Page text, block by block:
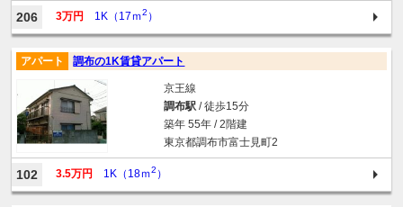
206 3万円 1K（17ｍ2 ）
アパート 調布の1K賃貸アパート
京王線
調布駅/ 徒歩15分
築年 55年 / 2階建
東京都調布市富士見町2
102 3.5万円 1K（18ｍ2 ）